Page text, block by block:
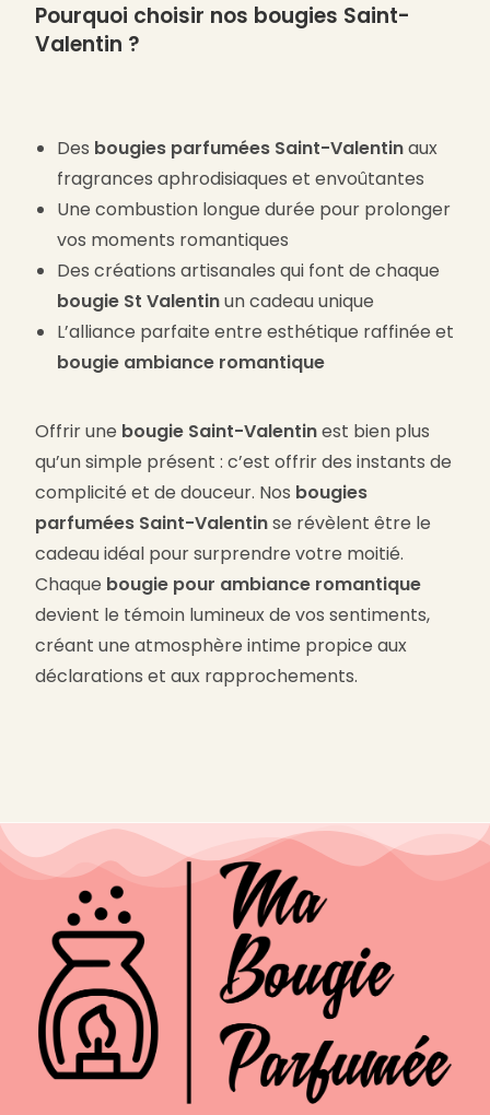
Pourquoi choisir nos bougies Saint-
Valentin ?
Des bougies parfumées Saint-Valentinaux
fragrances aphrodisiaques et envoûtantes
Une combustion longue durée pour prolonger
vos moments romantiques
Des créations artisanales qui font de chaque
bougie St Valentinun cadeau unique
L’alliance parfaite entre esthétique raffinée et
bougie ambiance romantique
Offrir une bougie Saint-Valentinest bien plus
qu’un simple présent : c’est offrir des instants de
complicité et de douceur. Nos bougies
parfumées Saint-Valentinse révèlent être le
cadeau idéal pour surprendre votre moitié.
Chaque bougie pour ambiance romantique
devient le témoin lumineux de vos sentiments,
créant une atmosphère intime propice aux
déclarations et aux rapprochements.